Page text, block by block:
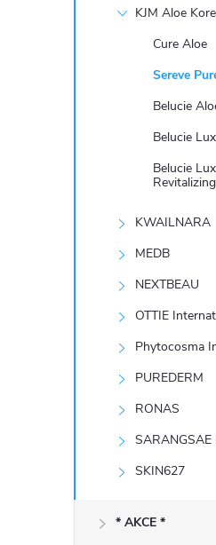
KJM Aloe
Cure Aloe
Sereve
Belucie
Belucie
Belucie
Revitalizing
KWAILNARA
MEDB
NEXTBEAU
OTTIE
Phytocosma
PUREDERM
RONAS
SARANGSAE
SKIN627
* AKCE *